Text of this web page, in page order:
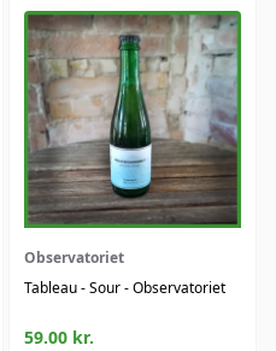
Observatoriet
Tableau - Sour - Observatoriet
59.00 kr.